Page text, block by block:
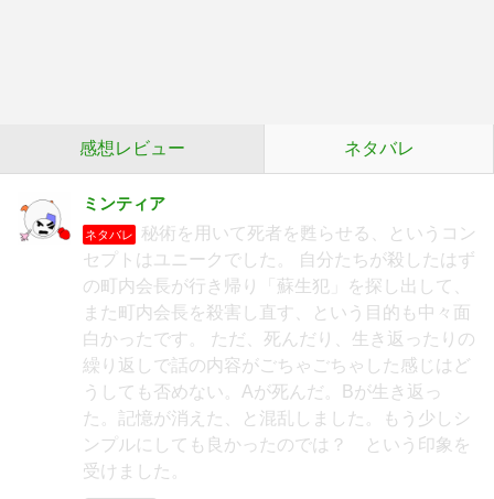
感想レビュー ネタバレ
ミンティア
ネタバレ
秘術を用いて死者を甦らせる、というコン
セプトはユニークでした。 自分たちが殺したはず
の町内会長が行き帰り「蘇生犯」を探し出して、
また町内会長を殺害し直す、という目的も中々面
白かったです。 ただ、死んだり、生き返ったりの
繰り返しで話の内容がごちゃごちゃした感じはど
うしても否めない。Aが死んだ。Bが生き返っ
た。記憶が消えた、と混乱しました。もう少しシ
ンプルにしても良かったのでは？ という印象を
受けました。